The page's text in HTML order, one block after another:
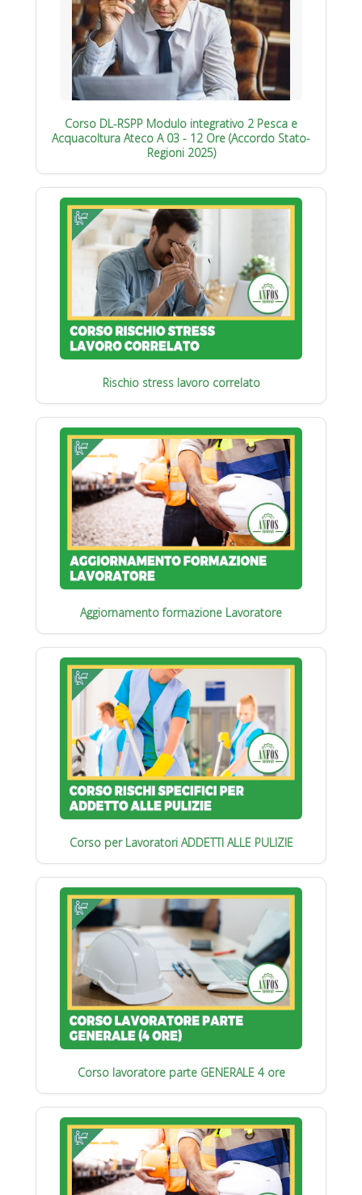
Corso DL-RSPP Modulo integrativo 2 Pesca e
Acquacoltura Ateco A 03 - 12 Ore (Accordo Stato-
Regioni 2025)
Rischio stress lavoro correlato
Aggiornamento formazione Lavoratore
Corso per Lavoratori ADDETTI ALLE PULIZIE
Corso lavoratore parte GENERALE 4 ore